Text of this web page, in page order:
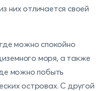
них отличается своей
можно спокойно
моря, а также
можно побыть
островах. С другой